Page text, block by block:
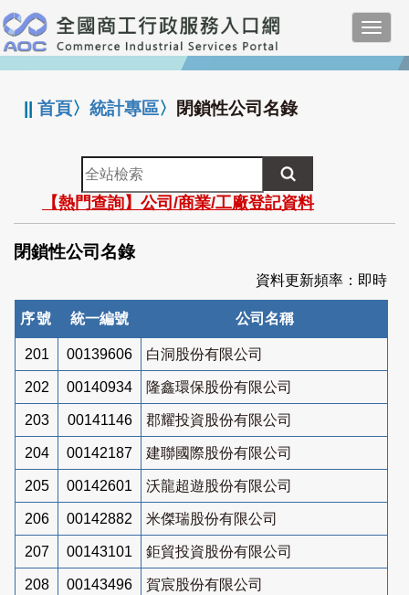
跳
到
主
要
:::
||首頁〉統計專區〉 閉鎖性公司名錄
全
站
檢
索
【熱門查詢】公司/商業/工廠登記資料
閉鎖性公司名錄
資料更新頻率：即時
序號 統一編號 公司名稱
201 00139606 白洞股份有限公司
202 00140934 隆鑫環保股份有限公司
203 00141146 郡耀投資股份有限公司
204 00142187 建聯國際股份有限公司
205 00142601 沃龍超遊股份有限公司
206 00142882 米傑瑞股份有限公司
207 00143101 鉅貿投資股份有限公司
208 00143496 賀宸股份有限公司